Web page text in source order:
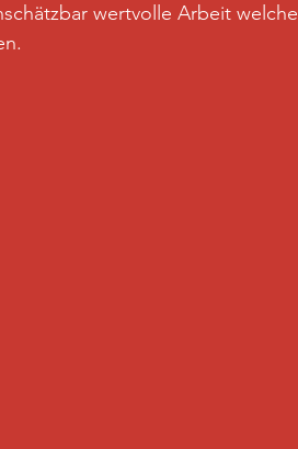
wertvolle Arbeit